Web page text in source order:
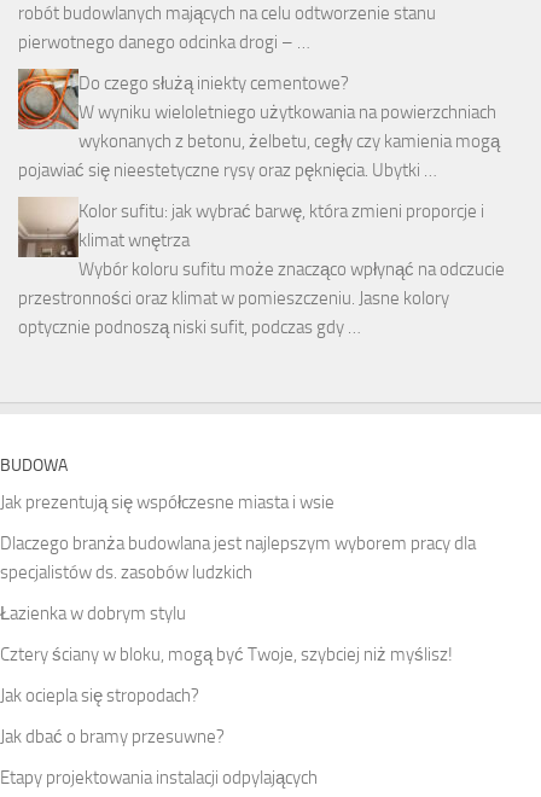
robót budowlanych mających na celu odtworzenie stanu
pierwotnego danego odcinka drogi – …
Do czego służą iniekty cementowe?
W wyniku wieloletniego użytkowania na powierzchniach
wykonanych z betonu, żelbetu, cegły czy kamienia mogą
pojawiać się nieestetyczne rysy oraz pęknięcia. Ubytki …
Kolor sufitu: jak wybrać barwę, która zmieni proporcje i
klimat wnętrza
Wybór koloru sufitu może znacząco wpłynąć na odczucie
przestronności oraz klimat w pomieszczeniu. Jasne kolory
optycznie podnoszą niski sufit, podczas gdy …
BUDOWA
Jak prezentują się współczesne miasta i wsie
Dlaczego branża budowlana jest najlepszym wyborem pracy dla
specjalistów ds. zasobów ludzkich
Łazienka w dobrym stylu
Cztery ściany w bloku, mogą być Twoje, szybciej niż myślisz!
Jak ociepla się stropodach?
Jak dbać o bramy przesuwne?
Etapy projektowania instalacji odpylających